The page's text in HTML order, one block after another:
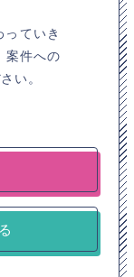
ていき
案件への
い。